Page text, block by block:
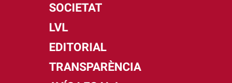
SOCIETAT
LVL
EDITORIAL
TRANSPARÈNCIA